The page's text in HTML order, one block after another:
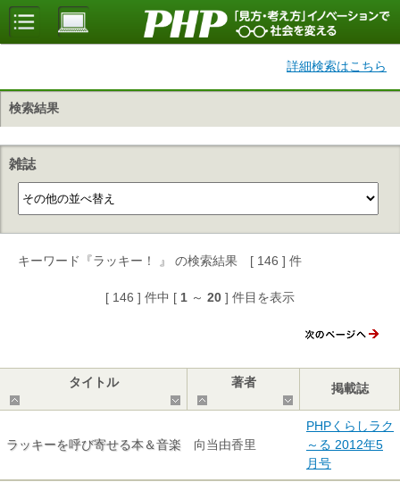
詳細検索はこちら
検索結果
雑誌
キーワード『ラッキー！ 』 の検索結果 [ 146 ] 件
[ 146 ] 件中 [ 1 ～ 20 ] 件目を表示
タイトル
著者
掲載誌
ラッキーを呼び寄せる本＆音楽 向当由香里
PHPくらしラク
～る 2012年5
月号